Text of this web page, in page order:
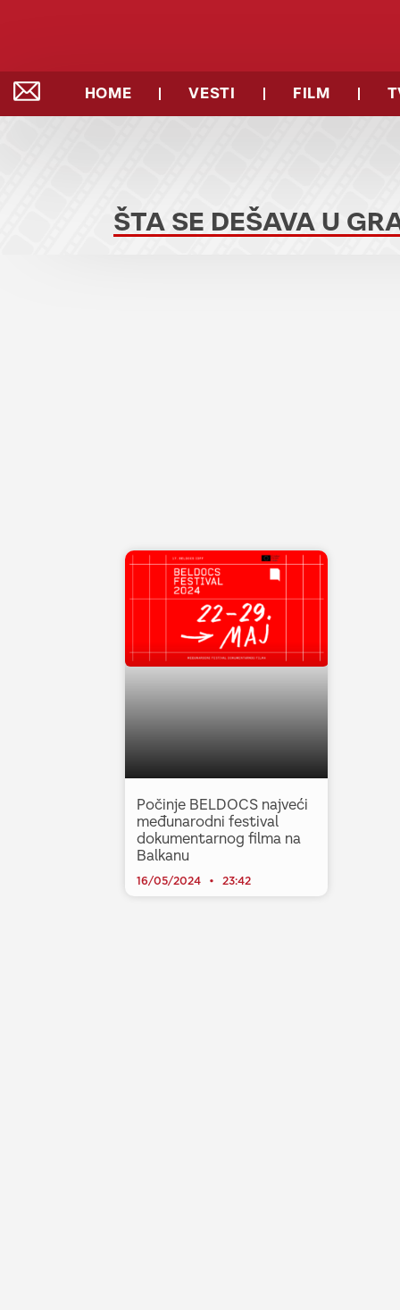
HOME VESTI FILM
ŠTA SE DEŠAVA U
Počinje BELDOCS najveći
međunarodni festival
dokumentarnog filma na
Balkanu
16/05/2024 23:42